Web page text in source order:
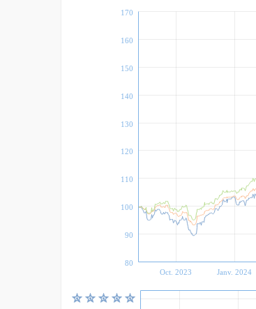
Oct. 2023 Janv. 2024
80
90
100
110
120
130
140
150
160
170